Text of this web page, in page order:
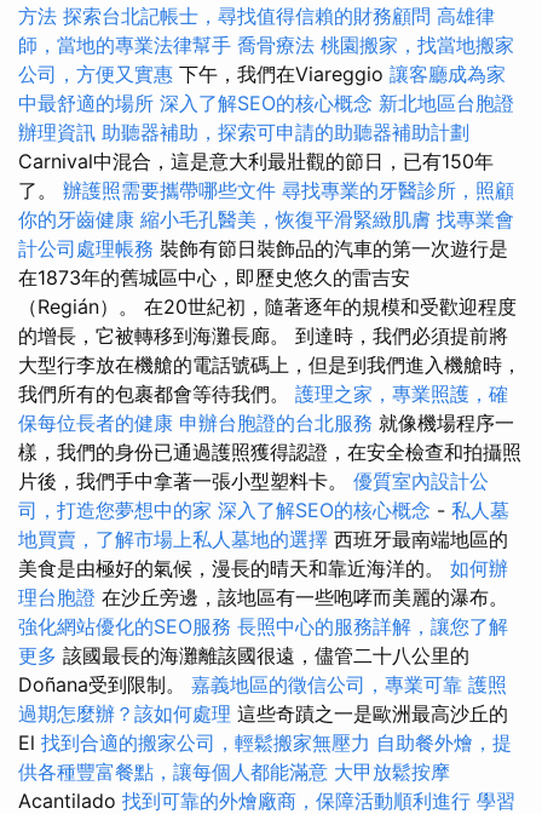
方法 探索台北記帳士，尋找值得信賴的財務顧問 高雄律
師，當地的專業法律幫手 喬骨療法 桃園搬家，找當地搬家
公司，方便又實惠 下午，我們在Viareggio 讓客廳成為家
中最舒適的場所 深入了解SEO的核心概念 新北地區台胞證
辦理資訊 助聽器補助，探索可申請的助聽器補助計劃
Carnival中混合，這是意大利最壯觀的節日，已有150年
了。 辦護照需要攜帶哪些文件 尋找專業的牙醫診所，照顧
你的牙齒健康 縮小毛孔醫美，恢復平滑緊緻肌膚 找專業會
計公司處理帳務 裝飾有節日裝飾品的汽車的第一次遊行是
在1873年的舊城區中心，即歷史悠久的雷吉安
（Regián）。 在20世紀初，隨著逐年的規模和受歡迎程度
的增長，它被轉移到海灘長廊。 到達時，我們必須提前將
大型行李放在機艙的電話號碼上，但是到我們進入機艙時，
我們所有的包裹都會等待我們。 護理之家，專業照護，確
保每位長者的健康 申辦台胞證的台北服務 就像機場程序一
樣，我們的身份已通過護照獲得認證，在安全檢查和拍攝照
片後，我們手中拿著一張小型塑料卡。 優質室內設計公
司，打造您夢想中的家 深入了解SEO的核心概念 - 私人墓
地買賣，了解市場上私人墓地的選擇 西班牙最南端地區的
美食是由極好的氣候，漫長的晴天和靠近海洋的。 如何辦
理台胞證 在沙丘旁邊，該地區有一些咆哮而美麗的瀑布。
強化網站優化的SEO服務 長照中心的服務詳解，讓您了解
更多 該國最長的海灘離該國很遠，儘管二十八公里的
Doñana受到限制。 嘉義地區的徵信公司，專業可靠 護照
過期怎麼辦？該如何處理 這些奇蹟之一是歐洲最高沙丘的
El 找到合適的搬家公司，輕鬆搬家無壓力 自助餐外燴，提
供各種豐富餐點，讓每個人都能滿意 大甲放鬆按摩
Acantilado 找到可靠的外燴廠商，保障活動順利進行 學習